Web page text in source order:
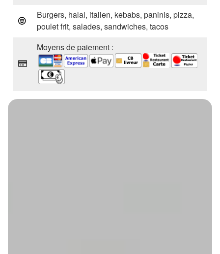
Burgers, halal, italien, kebabs, paninis, pizza,
poulet frit, salades, sandwiches, tacos
Moyens de paiement :